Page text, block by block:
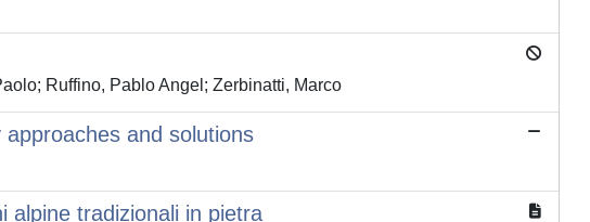
Ruffino, Pablo Angel; Zerbinatti, Marco
and solutions
alpine tradizionali in pietra